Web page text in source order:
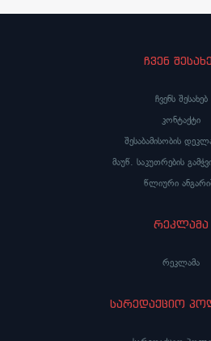
ჩვენ
ჩვენს შესახებ
კონტაქტი
შესაბამისობის
მაუწ. საკუთრების
წლიური
რეკლამა
რეკლამა
სარედაქციო